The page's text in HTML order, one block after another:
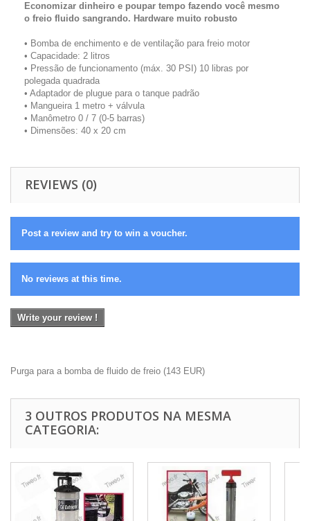
Economizar dinheiro e poupar tempo fazendo você mesmo
o freio fluido sangrando. Hardware muito robusto
• Bomba de enchimento e de ventilação para freio motor
• Capacidade: 2 litros
• Pressão de funcionamento (máx. 30 PSI) 10 libras por
polegada quadrada
• Adaptador de plugue para o tanque padrão
• Mangueira 1 metro + válvula
• Manômetro 0 / 7 (0-5 barras)
• Dimensões: 40 x 20 cm
REVIEWS (0)
Post a review and try to win a voucher.
No reviews at this time.
Write your review !
Purga para a bomba de fluido de freio (143 EUR)
3 OUTROS PRODUTOS NA MESMA
CATEGORIA: